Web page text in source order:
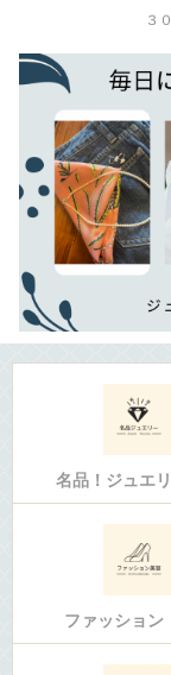
３
名品！ジュエ
ファッション